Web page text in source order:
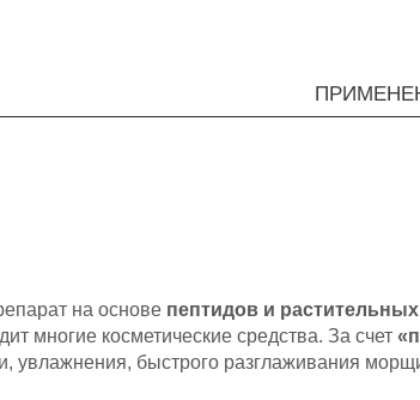
на основе пептидов и
многие косметические средства. За счет
увлажнения, быстрого разглаживания